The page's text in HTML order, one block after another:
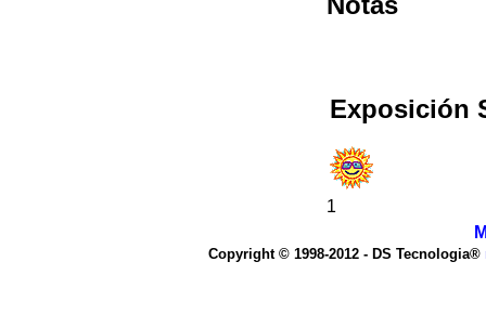
Exposición
1
Copyright © 1998-2012 - DS Tecnologia®